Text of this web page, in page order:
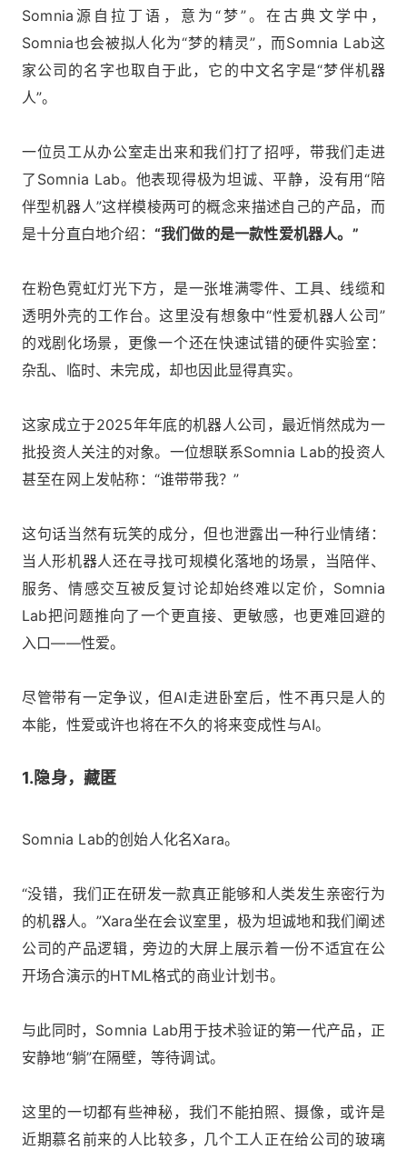
Somnia源自拉丁语，意为“梦”。在古典文学中，
Somnia也会被拟人化为“梦的精灵”，而Somnia Lab这
家公司的名字也取自于此，它的中文名字是“梦伴机器
人”。
一位员工从办公室走出来和我们打了招呼，带我们走进
了Somnia Lab。他表现得极为坦诚、平静，没有用“陪
伴型机器人”这样模棱两可的概念来描述自己的产品，而
是十分直白地介绍： “我们做的是一款性爱机器人。”
在粉色霓虹灯光下方，是一张堆满零件、工具、线缆和
透明外壳的工作台。这里没有想象中“性爱机器人公司”
的戏剧化场景，更像一个还在快速试错的硬件实验室：
杂乱、临时、未完成，却也因此显得真实。
这家成立于2025年年底的机器人公司，最近悄然成为一
批投资人关注的对象。一位想联系Somnia Lab的投资人
甚至在网上发帖称：“谁带带我？”
这句话当然有玩笑的成分，但也泄露出一种行业情绪：
当人形机器人还在寻找可规模化落地的场景，当陪伴、
服务、情感交互被反复讨论却始终难以定价，Somnia
Lab把问题推向了一个更直接、更敏感，也更难回避的
入口——性爱。
尽管带有一定争议，但AI走进卧室后，性不再只是人的
本能，性爱或许也将在不久的将来变成性与AI。
1.隐身，藏匿
Somnia Lab的创始人化名Xara。
“没错，我们正在研发一款真正能够和人类发生亲密行为
的机器人。”Xara坐在会议室里，极为坦诚地和我们阐述
公司的产品逻辑，旁边的大屏上展示着一份不适宜在公
开场合演示的HTML格式的商业计划书。
与此同时，Somnia Lab用于技术验证的第一代产品，正
安静地“躺”在隔壁，等待调试。
这里的一切都有些神秘，我们不能拍照、摄像，或许是
近期慕名前来的人比较多，几个工人正在给公司的玻璃